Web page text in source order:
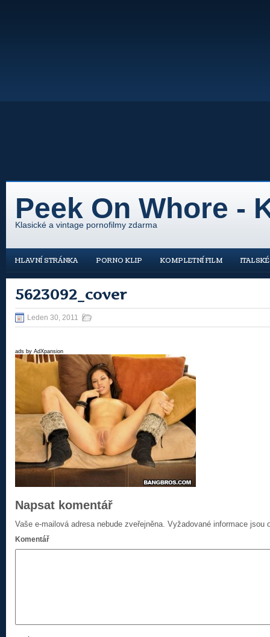
Peek On Whore -
Klasické a vintage pornofilmy zdarma
HLAVNÍ STRÁNKA PORNO KLIP KOMPLETNÍ FILM
5623092_cover
Leden 30, 2011
ads by AdXpansion
Napsat komentář
Vaše e-mailová adresa nebude zveřejněna. Vyžadované informace jsou
Komentář